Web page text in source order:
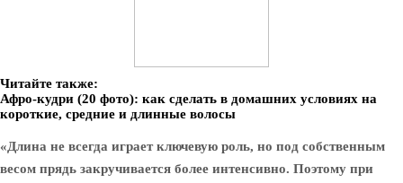
Читайте также:
Афро-кудри (20 фото): как сделать в домашних условиях на
короткие, средние и длинные волосы
«Длина не всегда играет ключевую роль, но под собственным
весом прядь закручивается более интенсивно. Поэтому при